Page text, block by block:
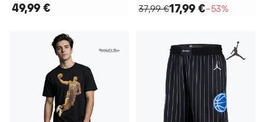
49,99 €
37,99 €17,99 €−53%